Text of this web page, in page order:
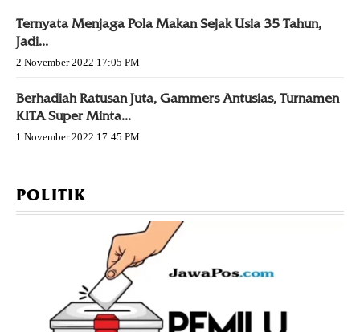
Ternyata Menjaga Pola Makan Sejak Usia 35 Tahun,
Jadi...
2 November 2022 17:05 PM
Berhadiah Ratusan Juta, Gammers Antusias, Turnamen
KITA Super Minta...
1 November 2022 17:45 PM
POLITIK